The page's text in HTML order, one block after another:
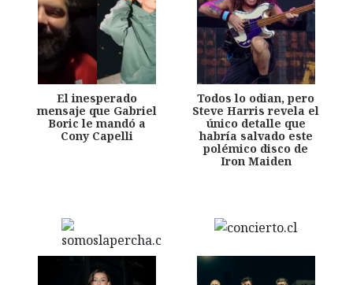
El inesperado
mensaje que Gabriel
Boric le mandó a
Cony Capelli
Todos lo odian, pero
Steve Harris revela el
único detalle que
habría salvado este
polémico disco de
Iron Maiden